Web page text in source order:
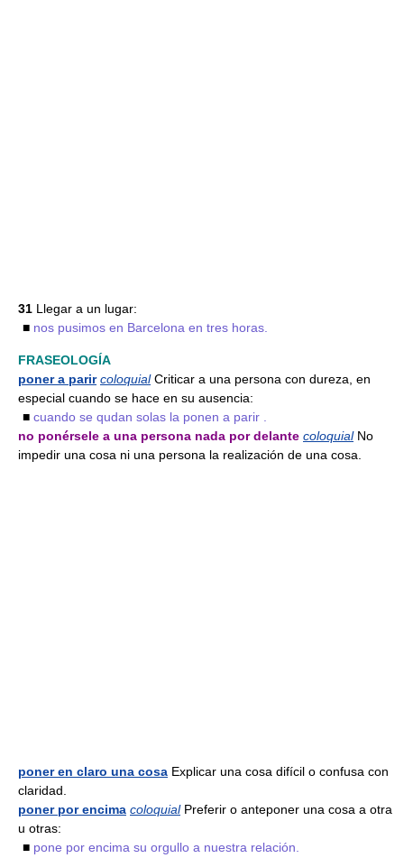
31 Llegar a un lugar:
■ nos pusimos en Barcelona en tres horas.
FRASEOLOGÍA
poner a parir coloquialCriticar a una persona con dureza, en
especial cuando se hace en su ausencia:
■ cuando se qudan solas la ponen a parir .
no ponérsele a una persona nada por delante coloquialNo
impedir una cosa ni una persona la realización de una cosa.
poner en claro una cosa Explicar una cosa difícil o confusa con
claridad.
poner por encima coloquialPreferir o anteponer una cosa a otra
u otras:
■ pone por encima su orgullo a nuestra relación.